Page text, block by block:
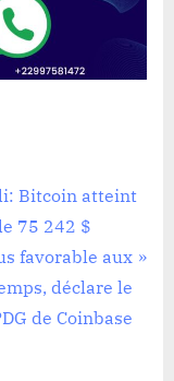
Bitcoin atteint
75 242 $
favorable aux
déclare le
de Coinbase